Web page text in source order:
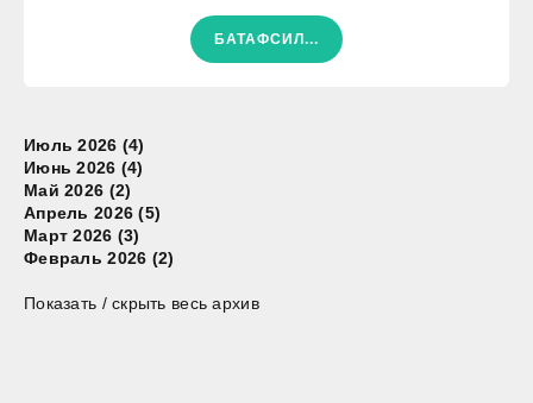
БАТАФСИЛ...
Июль 2026 (4)
Июнь 2026 (4)
Май 2026 (2)
Апрель 2026 (5)
Март 2026 (3)
Февраль 2026 (2)
Показать / скрыть весь архив